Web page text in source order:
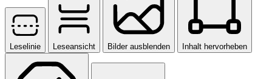
Leselinie Leseansicht Bilder ausblenden Inhalt hervorheben